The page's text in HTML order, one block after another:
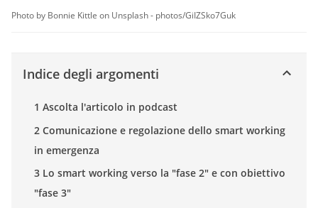
Photo by Bonnie Kittle on Unsplash - photos/GiIZSko7Guk
Indice degli argomenti
1 Ascolta l'articolo in podcast
2 Comunicazione e regolazione dello smart working
in emergenza
3 Lo smart working verso la "fase 2" e con obiettivo
"fase 3"